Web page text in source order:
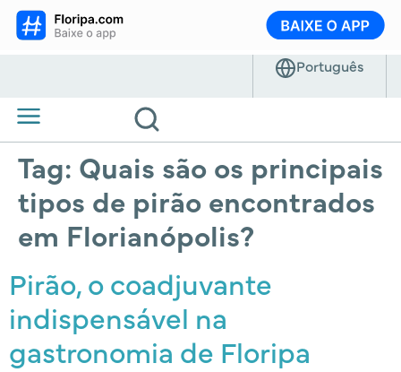
Tag: Quais são os principais
tipos de pirão encontrados
em Florianópolis?
Pirão, o coadjuvante
indispensável na
gastronomia de Floripa